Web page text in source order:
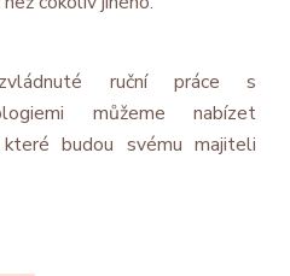
ruční práce s
můžeme nabízet
budou svému majiteli